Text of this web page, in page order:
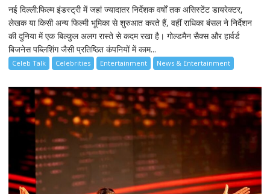
नई दिल्ली:फिल्म इंडस्ट्री में जहां ज्यादातर निर्देशक वर्षों तक असिस्टेंट डायरेक्टर,
लेखक या किसी अन्य फिल्मी भूमिका से शुरुआत करते हैं, वहीं राधिका बंसल ने निर्देशन
की दुनिया में एक बिल्कुल अलग रास्ते से कदम रखा है। गोल्डमैन सैक्स और हार्वर्ड
बिजनेस पब्लिशिंग जैसी प्रतिष्ठित कंपनियों में काम...
Celeb Talk Celebrities Entertainment News & Entertainment